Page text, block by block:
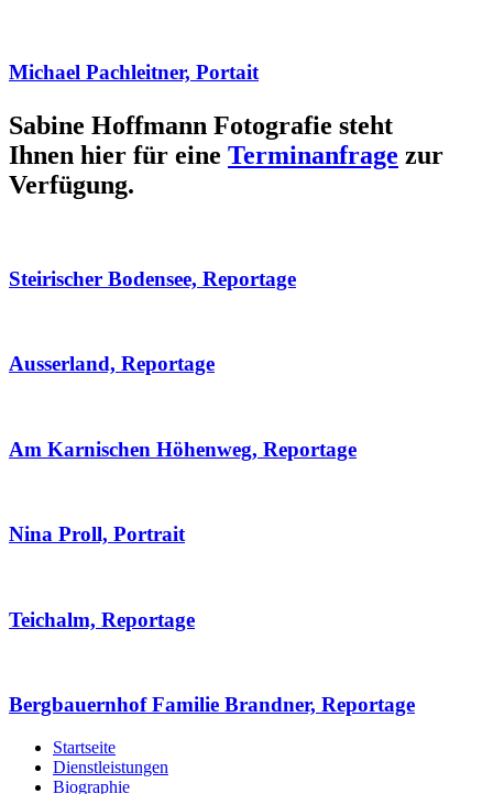
Michael Pachleitner, Portait
Sabine Hoffmann Fotografie steht
Ihnen hier für eine Terminanfrage zur
Verfügung.
Steirischer Bodensee, Reportage
Ausserland, Reportage
Am Karnischen Höhenweg, Reportage
Nina Proll, Portrait
Teichalm, Reportage
Bergbauernhof Familie Brandner, Reportage
Startseite
Dienstleistungen
Biographie